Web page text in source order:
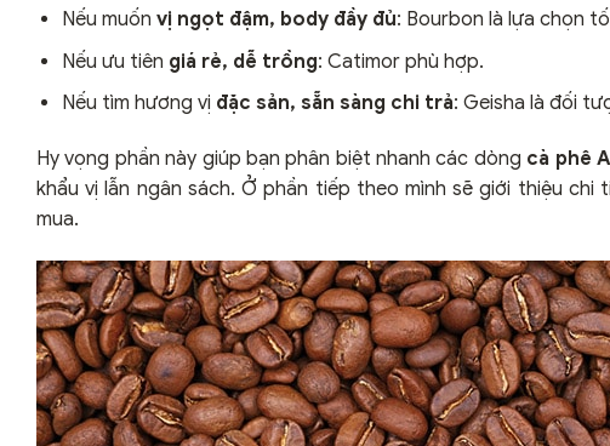
Nếu muốn vị ngọt đậm, body đầy đủ: Bourbon là lựa chọn
Nếu ưu tiên giá rẻ, dễ trồng: Catimor phù hợp.
Nếu tìm hương vị đặc sản, sẵn sàng chi trả: Geisha là đối
Hy vọng phần này giúp bạn phân biệt nhanh các dòng cà phê
khẩu vị lẫn ngân sách. Ở phần tiếp theo mình sẽ giới thiệu
mua.